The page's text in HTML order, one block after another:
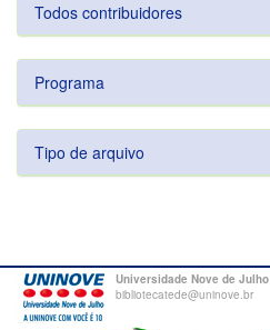
Todos contribuidores
Programa
Tipo de arquivo
Universidade Nove de Julho
bibliotecatede@uninove.br